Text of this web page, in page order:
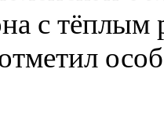
с тёплым